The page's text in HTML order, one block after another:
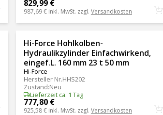
829,99 €
987,69 € inkl. MwSt. zzgl. Versandkosten
Hi-Force Hohlkolben-
Hydraulikzylinder Einfachwirkend,
eingef.L. 160 mm 23 t 50 mm
Hi-Force
Hersteller Nr.HHS202
Zustand:Neu
Lieferzeit ca. 1 Tag
777,80 €
925,58 € inkl. MwSt. zzgl. Versandkosten